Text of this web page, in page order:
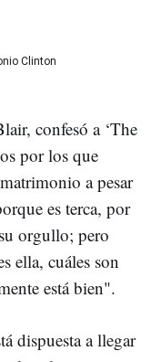
Clinton
confesó a ‘The
por los que
a pesar
es terca, por
orgullo; pero
ella, cuáles son
está bien".
dispuesta a llegar